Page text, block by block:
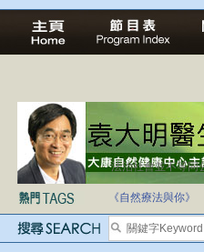
法治社會並不等同
《自然療法與你》